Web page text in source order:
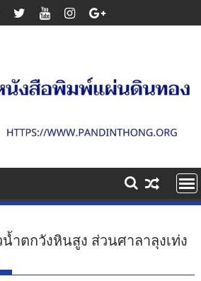
ำตกวังหินสูง ส่วนศาลาลุงเท่ง